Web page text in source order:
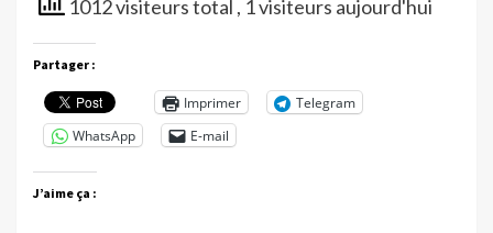
1012 visiteurs total , 1 visiteurs aujourd'hui
Partager :
Imprimer
Telegram
WhatsApp
E-mail
J’aime ça :